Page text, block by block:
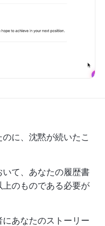
に、沈黙が続いたこ
て、あなたの履歴書
のものである必要が
あなたのストーリー